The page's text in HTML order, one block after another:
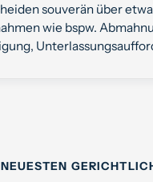
souverän über
wie bspw.